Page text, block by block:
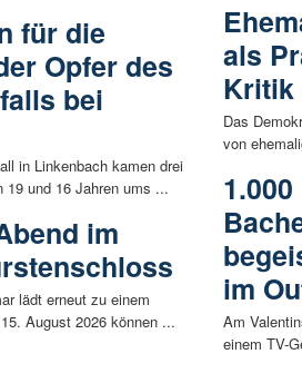
für die
Opfer des
bei
in Linkenbach kamen drei
und 16 Jahren ums ...
im
lädt erneut zu einem
August 2026 können ...
als
Kritik
Das
von
im
Am
einem TV-